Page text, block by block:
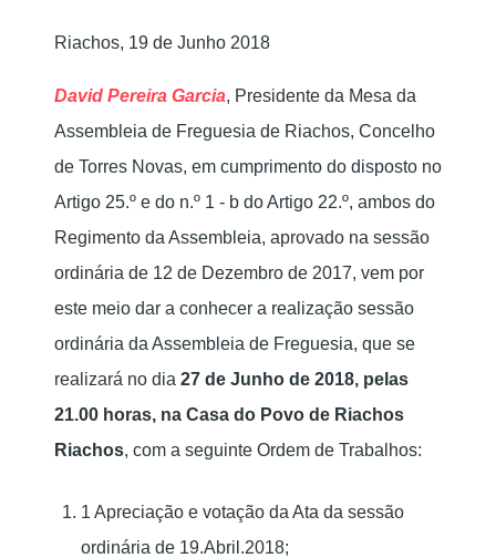
Riachos, 19 de Junho 2018
David Pereira Garcia, Presidente da Mesa da
Assembleia de Freguesia de Riachos, Concelho
de Torres Novas, em cumprimento do disposto no
Artigo 25.º e do n.º 1 - b do Artigo 22.º, ambos do
Regimento da Assembleia, aprovado na sessão
ordinária de 12 de Dezembro de 2017, vem por
este meio dar a conhecer a realização sessão
ordinária da Assembleia de Freguesia, que se
realizará no dia 27 de Junho de 2018, pelas
21.00 horas, na Casa do Povo de Riachos
Riachos, com a seguinte Ordem de Trabalhos:
1 Apreciação e votação da Ata da sessão
ordinária de 19.Abril.2018;